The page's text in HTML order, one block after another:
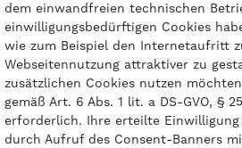
dem einwandfreien technischen
einwilligungsbedürftigen Cookies
wie zum Beispiel den Internetaufritt
Webseitennutzung attraktiver zu
zusätzlichen Cookies nutzen
gemäß Art. 6 Abs. 1 lit. a DS-GVO, § 25
erforderlich. Ihre erteilte
durch Aufruf des Consent-Banners